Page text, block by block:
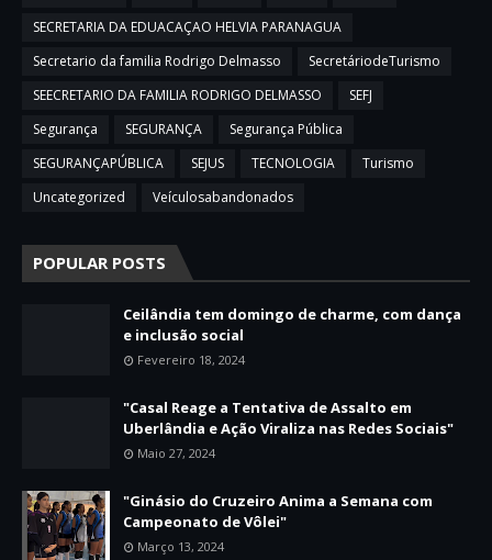
SECRETARIA DA EDUACAÇAO HELVIA PARANAGUA
Secretario da familia Rodrigo Delmasso
SecretáriodeTurismo
SEECRETARIO DA FAMILIA RODRIGO DELMASSO
SEFJ
Segurança
SEGURANÇA
Segurança Pública
SEGURANÇAPÚBLICA
SEJUS TECNOLOGIA
Turismo
Uncategorized
Veículosabandonados
POPULAR POSTS
Ceilândia tem domingo de charme, com dança
e inclusão social
Fevereiro 18, 2024
"Casal Reage a Tentativa de Assalto em
Uberlândia e Ação Viraliza nas Redes Sociais"
Maio 27, 2024
"Ginásio do Cruzeiro Anima a Semana com
Campeonato de Vôlei"
Março 13, 2024